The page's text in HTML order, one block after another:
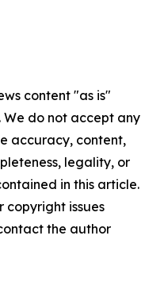
content "as is"
do not accept any
accuracy, content,
legality, or
in this article.
copyright issues
the author